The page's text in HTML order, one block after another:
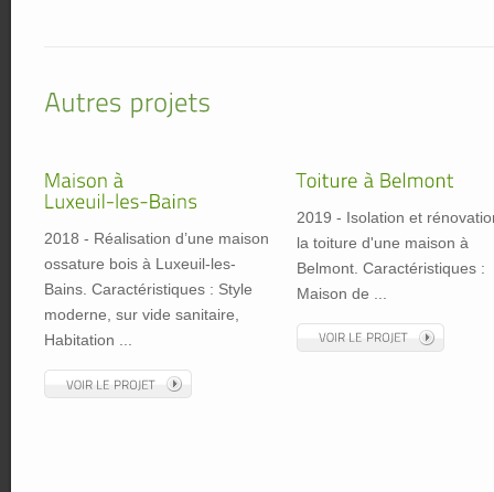
2018 - Réalisation d’une maison
ossature bois à Luxeuil-les-
Bains. Caractéristiques : Style
moderne, sur vide sanitaire,
Habitation ...
2019 - Isolation et
la toiture d'une maison à
Belmont. Caractéristiques :
Maison de ...